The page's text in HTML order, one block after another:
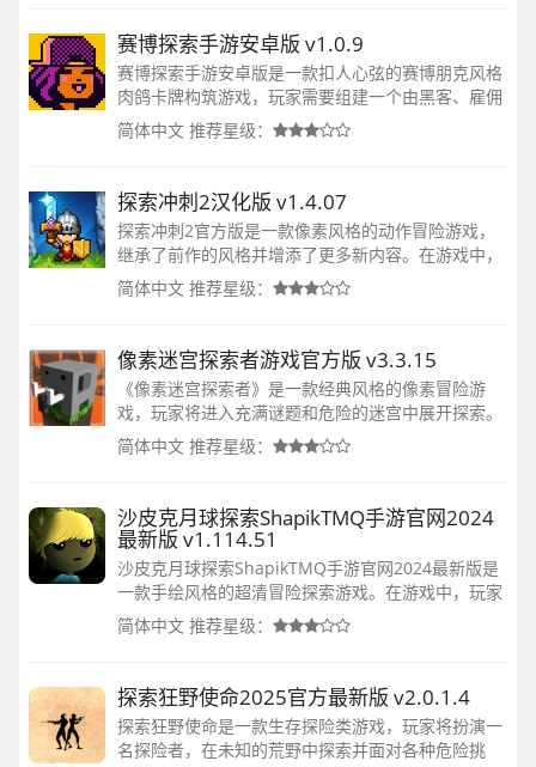
赛博探索手游安卓版 v1.0.9
赛博探索手游安卓版是一款扣人心弦的赛博朋克风格
肉鸽卡牌构筑游戏，玩家需要组建一个由黑客、雇佣
兵和街头老手组成的杂牌队伍，挑战城市中的敌人。
简体中文 推荐星级：
探索冲刺2汉化版 v1.4.07
探索冲刺2官方版是一款像素风格的动作冒险游戏，
继承了前作的风格并增添了更多新内容。在游戏中，
玩家将扮演一个英雄，探索广阔的世界，收集装备，
强化自身能力，挑战各种敌人和BOSS，完成各种任
简体中文 推荐星级：
像素迷宫探索者游戏官方版 v3.3.15
《像素迷宫探索者》是一款经典风格的像素冒险游
戏，玩家将进入充满谜题和危险的迷宫中展开探索。
在游戏中，玩家需要躲避陷阱、击败怪物、解开谜
题，寻找通往下一关的出口，同时还能探索各种挑战
简体中文 推荐星级：
沙皮克月球探索ShapikTMQ手游官网2024
最新版 v1.114.51
沙皮克月球探索ShapikTMQ手游官网2024最新版是
一款手绘风格的超清冒险探索游戏。在游戏中，玩家
将扮演一名类人生物，探索一个神秘的世界，收集线
索，恢复战争爆发的全过程。游戏没有任何文字，通
简体中文 推荐星级：
探索狂野使命2025官方最新版 v2.0.1.4
探索狂野使命是一款生存探险类游戏，玩家将扮演一
名探险者，在未知的荒野中探索并面对各种危险挑